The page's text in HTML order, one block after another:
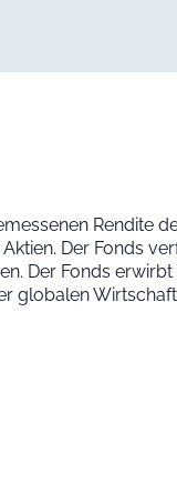
Rendite
Der Fonds
Der Fonds
globalen